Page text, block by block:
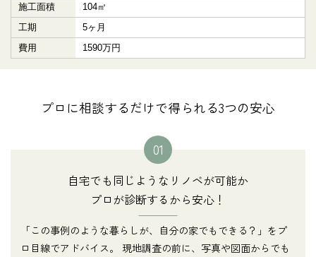
施工面積
104㎡
工期
5ヶ月
費用
1590万円
プロに相談するだけで得られる3つの安心
01
自宅でも同じようなリノベが可能か
プロが診断するから安心！
「この事例のような暮らしが、自分の家でもできる？」をプ
ロ目線でアドバイス。 現地調査の前に、写真や図面からでも